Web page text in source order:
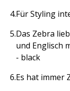
Für Styling
Das Zebra
und Englisch
- black
Es hat immer